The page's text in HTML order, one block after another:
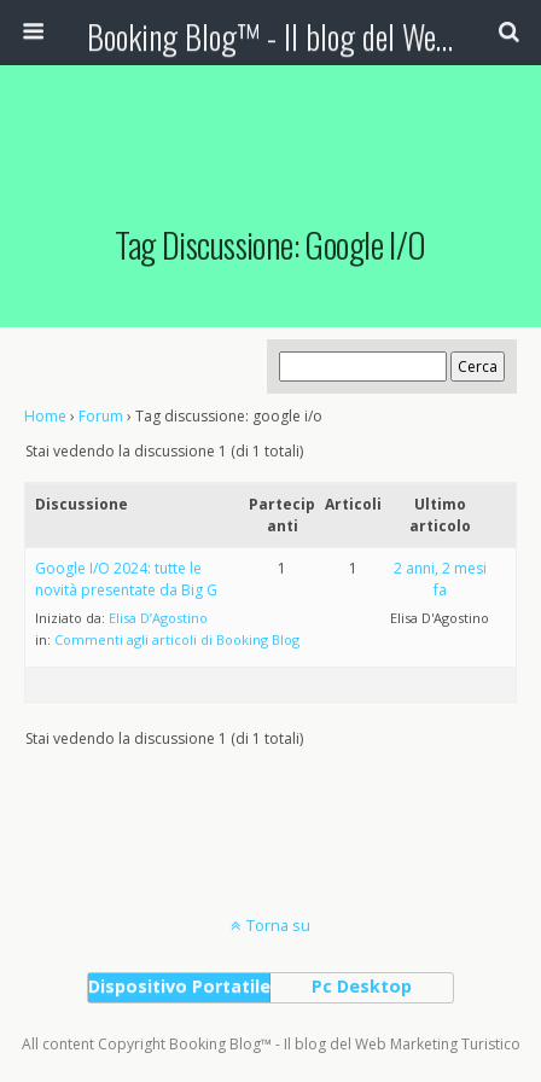
Booking Blog™ - Il blog del Web Marketing Turistico
Tag Discussione: Google I/o
Home › Forum › Tag discussione: google i/o
Stai vedendo la discussione 1 (di 1 totali)
Discussione
Partecip
anti
Articoli
Ultimo
articolo
Google I/O 2024: tutte le
novità presentate da Big G
Iniziato da: Elisa D’Agostino
in: Commenti agli articoli di Booking Blog
1 1
2 anni, 2 mesi
fa
Elisa D'Agostino
Stai vedendo la discussione 1 (di 1 totali)
Torna su
Dispositivo Portatile Pc Desktop
All content Copyright Booking Blog™ - Il blog del Web Marketing Turistico